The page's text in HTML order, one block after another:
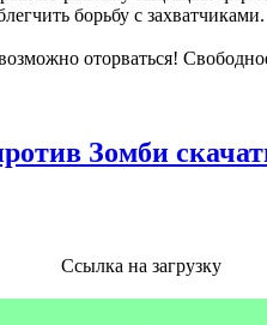
борьбу с захватчиками.
оторваться!
Зомби
Ссылка на загрузку